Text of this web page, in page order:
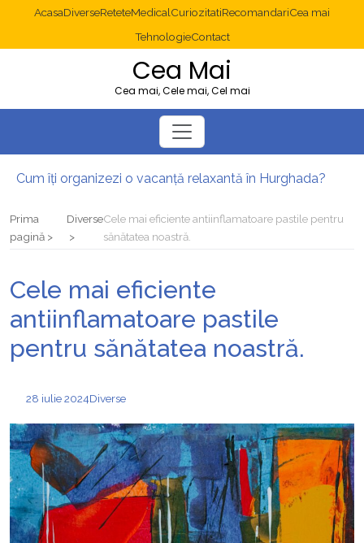
AcasaDiverseReteteMedicalCuriozitatiRecomandariCea mai
TehnologieContact
Cea Mai
Cea mai, Cele mai, Cel mai
Cum îți organizezi o vacanță relaxantă în Hurghada?
Multisite WordPress și Mastodon: cum gestionezi mai multe site-uri
Diverticulita: când este necesară operația?
Prima
pagină
DiverseCele mai eficiente antiinflamatoare pastile pentru
sănătatea noastră.
Cele mai eficiente
antiinflamatoare pastile
pentru sănătatea noastră.
28 iulie 2024Diverse